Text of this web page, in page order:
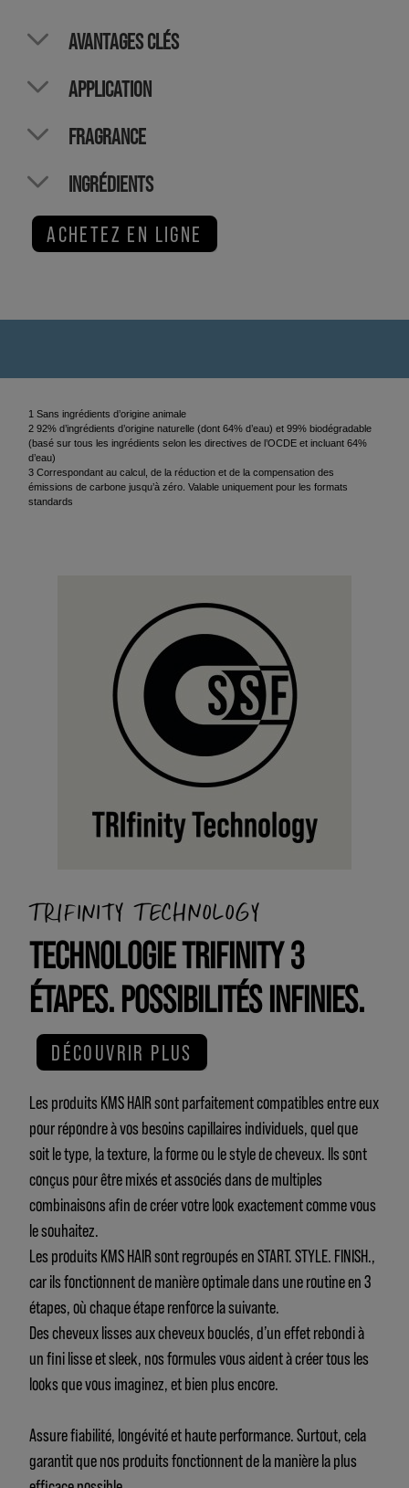
AVANTAGES CLÉS
APPLICATION
FRAGRANCE
INGRÉDIENTS
ACHETEZ EN LIGNE
1 Sans ingrédients d’origine animale
2 92% d’ingrédients d’origine naturelle (dont 64% d’eau) et 99% biodégradable
(basé sur tous les ingrédients selon les directives de l’OCDE et incluant 64%
d’eau)
3 Correspondant au calcul, de la réduction et de la compensation des
émissions de carbone jusqu’à zéro. Valable uniquement pour les formats
standards
TRIFINITY TECHNOLOGY
TECHNOLOGIE TRIFINITY 3
ÉTAPES. POSSIBILITÉS INFINIES.
DÉCOUVRIR PLUS
Les produits KMS HAIR sont parfaitement compatibles entre eux
pour répondre à vos besoins capillaires individuels, quel que
soit le type, la texture, la forme ou le style de cheveux. Ils sont
conçus pour être mixés et associés dans de multiples
combinaisons afin de créer votre look exactement comme vous
le souhaitez.
Les produits KMS HAIR sont regroupés en START. STYLE. FINISH.,
car ils fonctionnent de manière optimale dans une routine en 3
étapes, où chaque étape renforce la suivante.
Des cheveux lisses aux cheveux bouclés, d’un effet rebondi à
un fini lisse et sleek, nos formules vous aident à créer tous les
looks que vous imaginez, et bien plus encore.
Assure fiabilité, longévité et haute performance. Surtout, cela
garantit que nos produits fonctionnent de la manière la plus